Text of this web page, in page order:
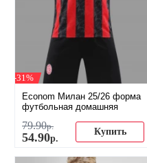
-31%
Econom Милан 25/26 форма
футбольная домашняя
79.90р.
54.90р.
Купить